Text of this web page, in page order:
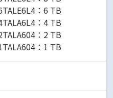
：6 TB
：4 TB
：2 TB
：1 TB